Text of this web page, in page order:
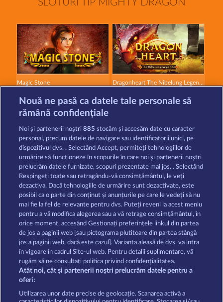
Magic Stone Dragonheart The Nibelung Legends
Gates Of Ishtar Valkyries - The Nibelung Legends
Termeni și condiții
Declarație de confidențialitate
Asistență tehnică Firmă
Întrebări frecvente Program de afiliere
Nouă ne pasă ca datele tale personale să
rămână confidențiale
Noi și partenerii noștri885 stocăm și accesăm date cu caracter
personal, precum datele de navigare sau identificatorii unici, pe
dispozitivul dvs. . Selectând Accept, permiteți tehnologiilor de
urmărire să funcționeze în scopurile în care noi și partenerii noștri
prelucrăm datele furnizate, scopuri prezentate mai jos. . Selectând
Respingeți toate sau retragându-vă consimțământul, le veți
dezactiva. Dacă tehnologiile de urmărire sunt dezactivate, este
posibil ca o parte din conținut și anunțurile pe care le vedeți să nu
mai fie la fel de relevante pentru dvs. Puteți reveni la acest meniu
pentru a vă modifica alegerea sau a vă retrage consimțământul, în
orice moment, accesând Gestionați preferințele linkul din partea
de jos a paginii web [sau pictograma plutitoare din partea stângă
jos a paginii web, dacă este cazul]. Varianta aleasă de dvs. va intra
în vigoare în cadrul Site-ul web. Pentru detalii suplimentare, vă
rugăm să ne consultați politica privind confidențialitatea.
Atât noi, cât și partenerii noștri prelucrăm datele pentru a
oferi:
Utilizarea unor date precise de geolocație. Scanarea activă a